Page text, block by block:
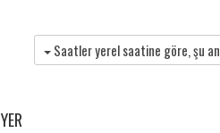
Saatler yerel saatine göre, şu an
YER